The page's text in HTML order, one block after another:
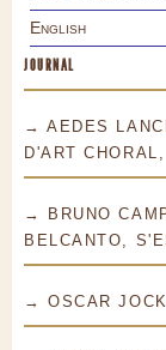
English
JOURNAL
→ AEDES
D'ART
→ BRUNO
BELCANTO,
→ OSCAR